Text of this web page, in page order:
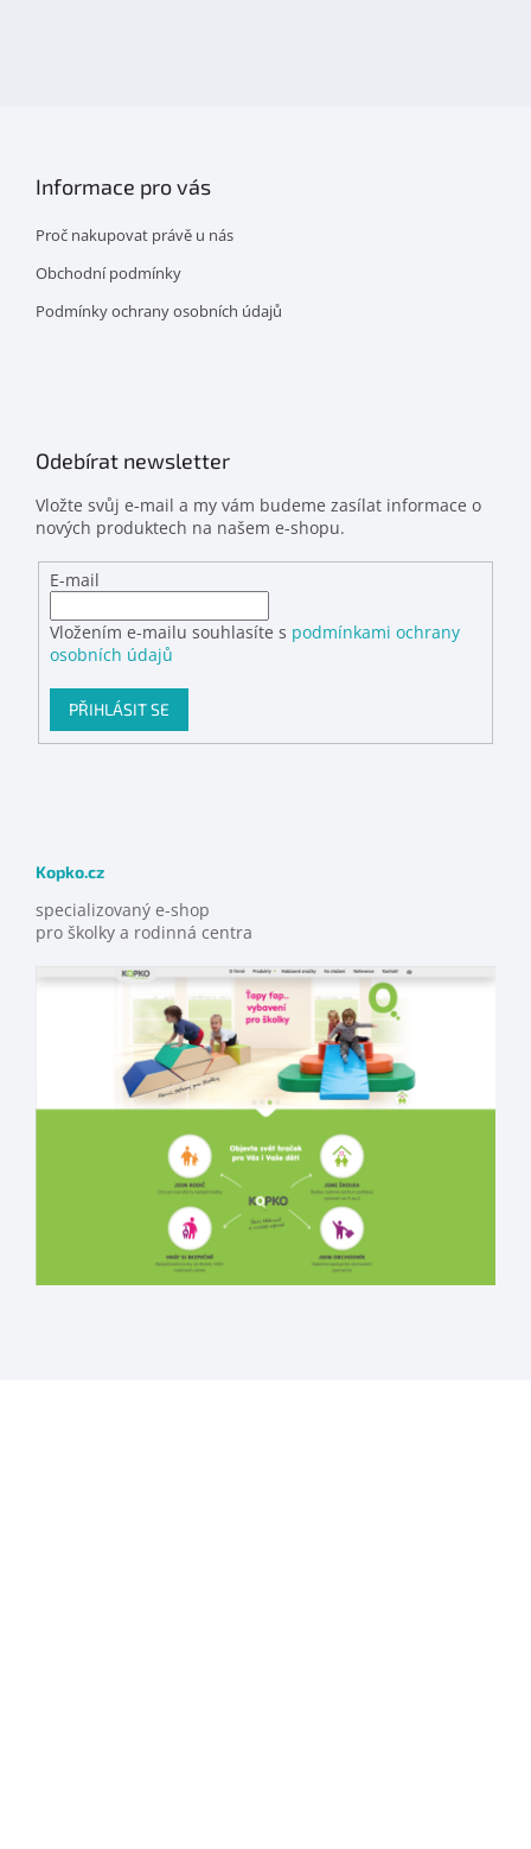
Informace pro vás
Proč nakupovat právě u nás
Obchodní podmínky
Podmínky ochrany osobních údajů
Odebírat newsletter
Vložte svůj e-mail a my vám budeme zasílat informace o
nových produktech na našem e-shopu.
E-mail
Vložením e-mailu souhlasíte s podmínkami ochrany
osobních údajů
PŘIHLÁSIT SE
Kopko.cz
specializovaný e-shop
pro školky a rodinná centra